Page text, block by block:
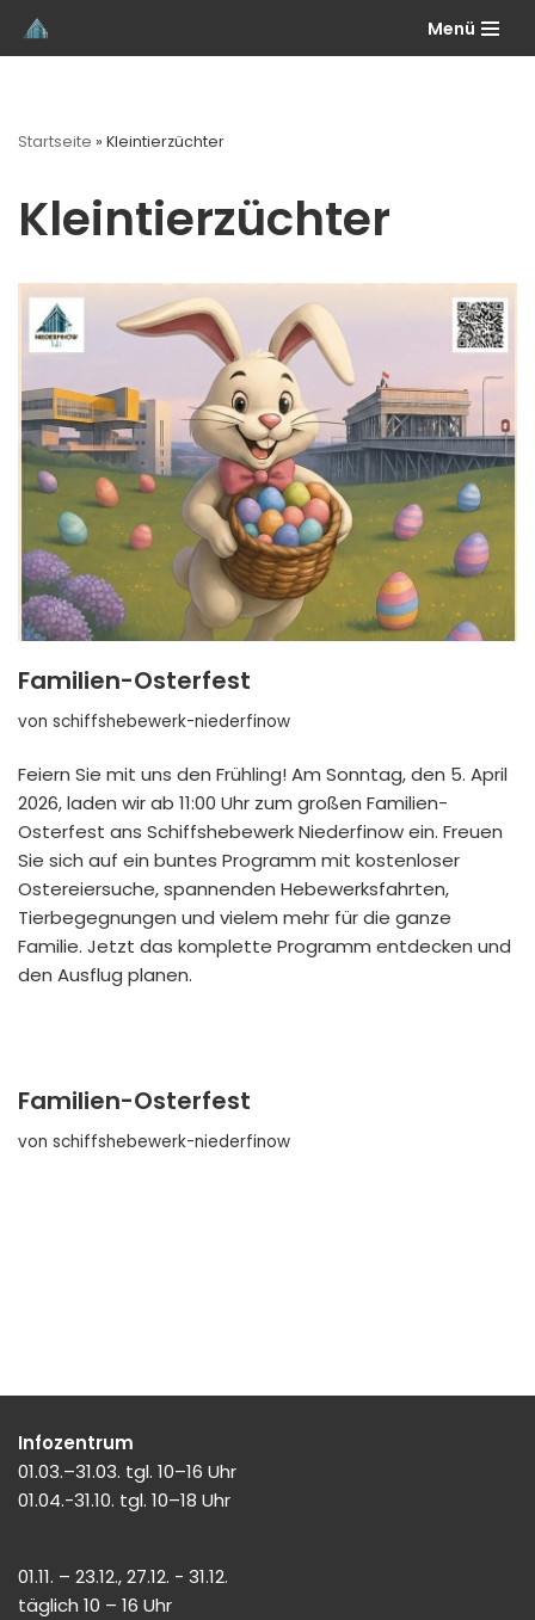
Zum
Menü
Startseite » Kleintierzüchter
Kleintierzüchter
Familien-Osterfest
von schiffshebewerk-niederfinow
Feiern Sie mit uns den Frühling! Am Sonntag, den 5. April
2026, laden wir ab 11:00 Uhr zum großen Familien-
Osterfest ans Schiffshebewerk Niederfinow ein. Freuen
Sie sich auf ein buntes Programm mit kostenloser
Ostereiersuche, spannenden Hebewerksfahrten,
Tierbegegnungen und vielem mehr für die ganze
Familie. Jetzt das komplette Programm entdecken und
den Ausflug planen.
Familien-Osterfest
von schiffshebewerk-niederfinow
Infozentrum
01.03.–31.03. tgl. 10–16 Uhr
01.04.-31.10. tgl. 10–18 Uhr
01.11. – 23.12., 27.12. - 31.12.
täglich 10 – 16 Uhr